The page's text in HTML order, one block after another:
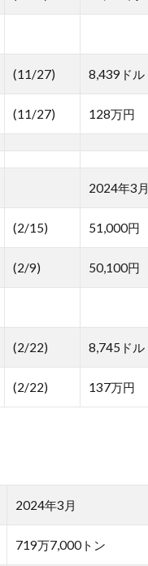
(11/27) 8,439ドル
(11/27) 128万円
2024年3月
(2/15) 51,000円
(2/9) 50,100円
(2/22) 8,745ドル
(2/22) 137万円
2024年3月
719万7,000トン